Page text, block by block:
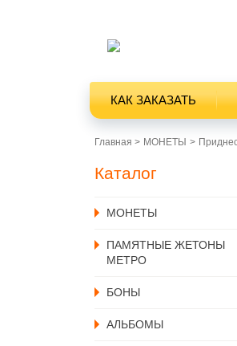
КАК ЗАКАЗАТЬ
Главная > MОНЕТЫ
Каталог
MОНЕТЫ
ПАМЯТНЫЕ ЖЕТОНЫ
МЕТРО
БОНЫ
АЛЬБОМЫ